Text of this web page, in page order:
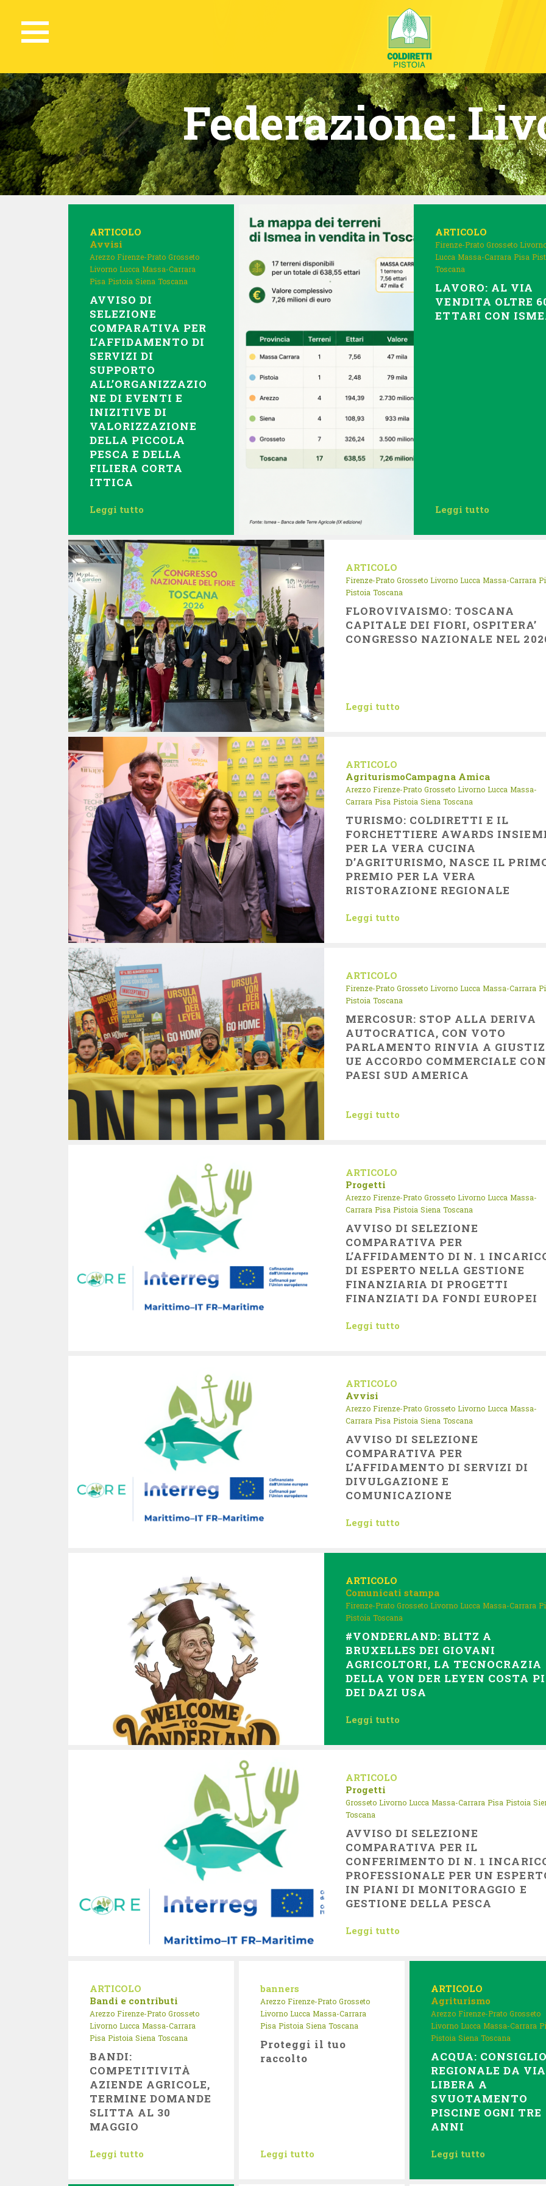
Federazione:
ARTICOLO
Avvisi
Arezzo Firenze-Prato Grosseto
Livorno Lucca Massa-Carrara
Pisa Pistoia Siena Toscana
AVVISO DI
SELEZIONE
COMPARATIVA PER
L’AFFIDAMENTO DI
SERVIZI DI
SUPPORTO
ALL’ORGANIZZAZIO
NE DI EVENTI E
INIZITIVE DI
VALORIZZAZIONE
DELLA PICCOLA
PESCA E DELLA
FILIERA CORTA
ITTICA
Leggi tutto
ARTICOLO
Firenze-Prato Grosseto
Lucca Massa-Carrara Pisa
Toscana
LAVORO: AL VIA
VENDITA OLTRE
ETTARI CON
Leggi tutto
ARTICOLO
Firenze-Prato Grosseto Livorno Lucca Massa-Carrara
Pistoia Toscana
FLOROVIVAISMO: TOSCANA
CAPITALE DEI FIORI, OSPITERA’
CONGRESSO NAZIONALE NEL
Leggi tutto
ARTICOLO
AgriturismoCampagna Amica
Arezzo Firenze-Prato Grosseto Livorno Lucca Massa-
Carrara Pisa Pistoia Siena Toscana
TURISMO: COLDIRETTI E IL
FORCHETTIERE AWARDS
PER LA VERA CUCINA
D’AGRITURISMO, NASCE IL
PREMIO PER LA VERA
RISTORAZIONE REGIONALE
Leggi tutto
ARTICOLO
Firenze-Prato Grosseto Livorno Lucca Massa-Carrara
Pistoia Toscana
MERCOSUR: STOP ALLA DERIVA
AUTOCRATICA, CON VOTO
PARLAMENTO RINVIA A
UE ACCORDO COMMERCIALE CON
PAESI SUD AMERICA
Leggi tutto
ARTICOLO
Progetti
Arezzo Firenze-Prato Grosseto Livorno Lucca Massa-
Carrara Pisa Pistoia Siena Toscana
AVVISO DI SELEZIONE
COMPARATIVA PER
L’AFFIDAMENTO DI N. 1
DI ESPERTO NELLA GESTIONE
FINANZIARIA DI PROGETTI
FINANZIATI DA FONDI EUROPEI
Leggi tutto
ARTICOLO
Avvisi
Arezzo Firenze-Prato Grosseto Livorno Lucca Massa-
Carrara Pisa Pistoia Siena Toscana
AVVISO DI SELEZIONE
COMPARATIVA PER
L’AFFIDAMENTO DI SERVIZI DI
DIVULGAZIONE E
COMUNICAZIONE
Leggi tutto
ARTICOLO
Comunicati stampa
Firenze-Prato Grosseto Livorno Lucca Massa-Carrara
Pistoia Toscana
#VONDERLAND: BLITZ A
BRUXELLES DEI GIOVANI
AGRICOLTORI, LA TECNOCRAZIA
DELLA VON DER LEYEN COSTA
DEI DAZI USA
Leggi tutto
ARTICOLO
Progetti
Grosseto Livorno Lucca Massa-Carrara Pisa Pistoia
Toscana
AVVISO DI SELEZIONE
COMPARATIVA PER IL
CONFERIMENTO DI N. 1
PROFESSIONALE PER UN
IN PIANI DI MONITORAGGIO E
GESTIONE DELLA PESCA
Leggi tutto
ARTICOLO
Bandi e contributi
Arezzo Firenze-Prato Grosseto
Livorno Lucca Massa-Carrara
Pisa Pistoia Siena Toscana
BANDI:
COMPETITIVITÀ
AZIENDE AGRICOLE,
TERMINE DOMANDE
SLITTA AL 30
MAGGIO
Leggi tutto
banners
Arezzo Firenze-Prato Grosseto
Livorno Lucca Massa-Carrara
Pisa Pistoia Siena Toscana
Proteggi il tuo
raccolto
Leggi tutto
ARTICOLO
Agriturismo
Arezzo Firenze-Prato Grosseto
Livorno Lucca Massa-Carrara
Pistoia Siena Toscana
ACQUA:
REGIONALE DA VIA
LIBERA A
SVUOTAMENTO
PISCINE OGNI TRE
ANNI
Leggi tutto